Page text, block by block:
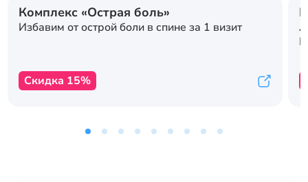
Комплекс «Острая боль»
Избавим от острой боли в спине за 1 визит
Скидка 15%